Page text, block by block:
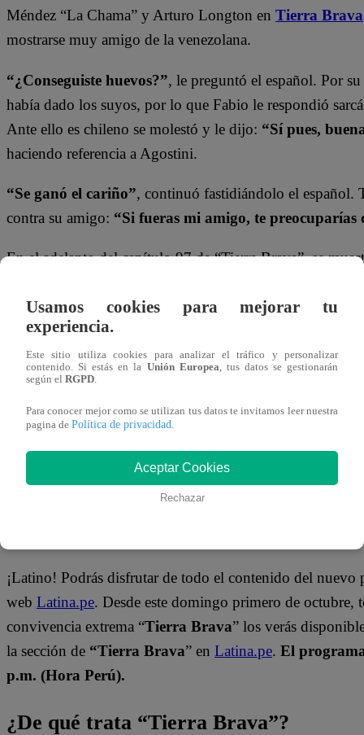
Méndez “La Chama” y Arturo Longton en Tierra Brava
mostrarse muy amigo de la venezolana.
“¿Conseguiste huevos?”, le preguntó el español. Por
había dado los suyos, por lo que Fabio le respondió
Ante ello es chileno se molestó y le dijo: “Sí pues,
haciendo referencia a Agostini.
“Se ganó el cariño”, continuó fastidiándolo el español.
contra su amigo: “Si fueras mi amigo, te preocuparías
En el adelanto del capítulo 97 de “Tierra Brava”, se
está intentando romper su amistad.
¡Latino! Podrás disfrutar de todo el contenido del nuevo
web Latina.pe. Desde este domingo primero de
convivencia extrema “Tierra Brava” los verás
la sección de “Tierra Brava” en Latina.pe. El
p.m. (Hora Perú).
¿De qué trata “Tierra Brava”?
Usamos cookies para mejorar tu
experiencia.
Este sitio utiliza cookies para analizar el tráfico y personalizar
contenido. Si estás en la Unión Europea , tus datos se gestionarán
según el RGPD
Para conocer mejor como se utilizan tus datos te invitamos leer nuestra
pagina de Política de privacidad
Aceptar Cookies
Rechazar